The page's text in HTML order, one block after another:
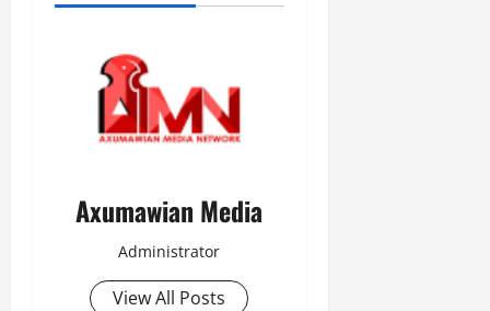
Axumawian Media
Administrator
View All Posts